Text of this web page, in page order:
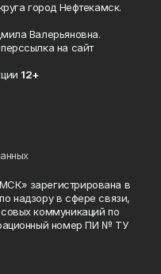
город Нефтекамск.
Валерьяновна.
на сайт
12+
зарегистрирована в
надзору в сфере связи,
коммуникаций по
номер ПИ № ТУ